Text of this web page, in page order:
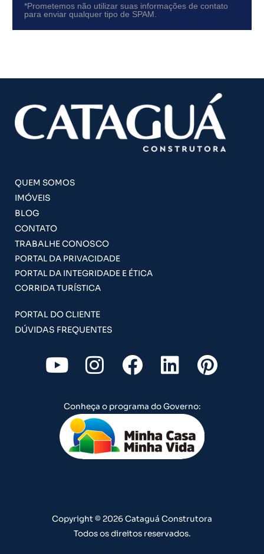
*Prometemos não utilizar suas informações de contato
para enviar qualquer tipo de SPAM.
QUEM SOMOS
IMÓVEIS
BLOG
CONTATO
TRABALHE CONOSCO
PORTAL DA PRIVACIDADE
PORTAL DA INTEGRIDADE E ÉTICA
CORRIDA TURÍSTICA
PORTAL DO CLIENTE
DÚVIDAS FREQUENTES
Y
o
u
t
u
b
I
n
s
t
a
g
m
F
a
c
e
b
o
L
i
n
k
e
d
P
i
t
Conheça o programa do Governo:
Copyright © 2026 Cataguá Construtora
Todos os direitos reservados.